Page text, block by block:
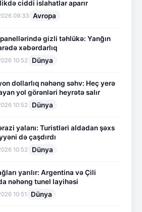
ciddi islahatlar aparır
09:33 Avropa
gizli təhlükə: Yanğın
xəbərdarlıq
10:52 Dünya
dollarlıq nəhəng səhv: Heç yerə
yol görənləri heyrətə salır
10:52 Dünya
yalanı: Turistləri aldadan şəxs
də çaşdırdı
10:52 Dünya
yarılır: Argentina və Çili
nəhəng tunel layihəsi
10:51 Dünya